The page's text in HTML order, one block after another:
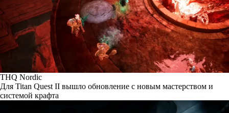
THQ Nordic
Для Titan Quest II вышло обновление с новым мастерством и
системой крафта